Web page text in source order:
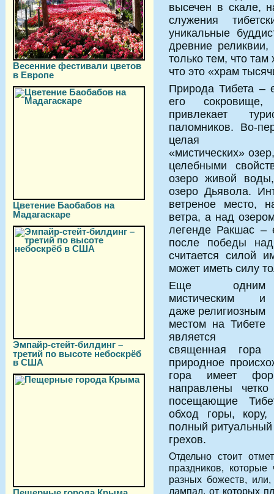
Весенние фестивали цветов
в Европе
Цветение Баобабов на
Мадагаскаре
Эмпайр-стейт-билдинг –
третий по высоте небоскрёб
в США
высечен в скале,
служения
уникальные
древние
только тем, что
что это «храм
Природа Тибета –
его сокровище,
привлекает
паломников. Во-
целая
«мистических»
целебными
озеро живой
озеро Дьявола.
ветреное место,
ветра, а над
легенде Ракшас –
после победы
считается силой
может иметь силу
Еще одним
мистическим и
даже религиозным
местом на Тибете
является
священная гора
природное
гора имеет
направлены
посещающие
обход горы, кору,
полный
грехов.
Отдельно стоит
праздников,
разных божеств,
лампад, от которых